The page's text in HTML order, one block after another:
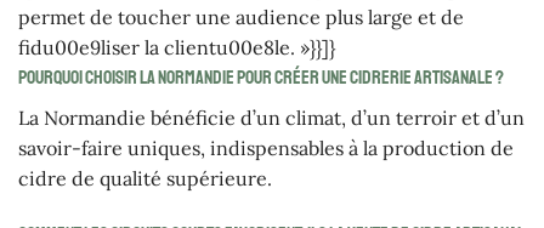
permet de toucher une audience plus large et de
fidu00e9liser la clientu00e8le. »}}]}
Pourquoi choisir la Normandie pour créer une cidrerie artisanale ?
La Normandie bénéficie d’un climat, d’un terroir et d’un
savoir-faire uniques, indispensables à la production de
cidre de qualité supérieure.